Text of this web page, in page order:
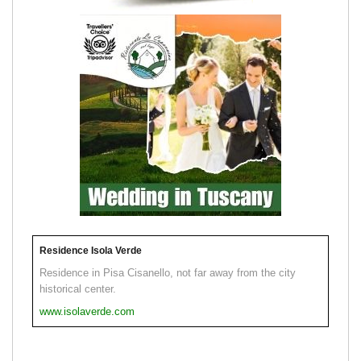
Residence Isola Verde
Residence in Pisa Cisanello, not far away from the city
historical center.
www.isolaverde.com